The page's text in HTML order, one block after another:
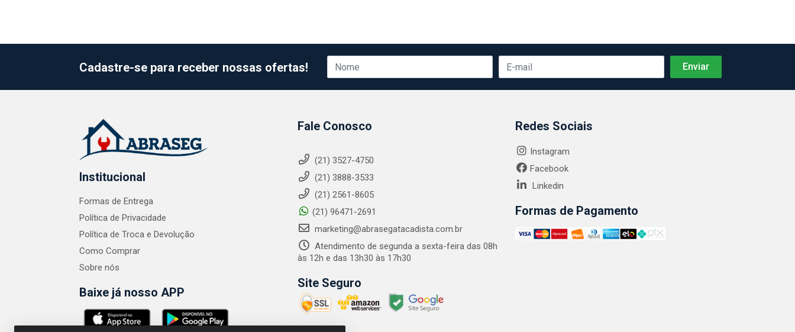
Cadastre-se para receber nossas ofertas!
Institucional
Formas de Entrega
Política de Privacidade
Política de Troca e Devolução
Como Comprar
Sobre nós
Baixe já nosso APP
Fale Conosco
(21) 3527-4750
(21) 3888-3533
(21) 2561-8605
(21) 96471-2691
marketing@abrasegatacadista.com.br
Atendimento de segunda a sexta-feira das 08h
às 12h e das 13h30 às 17h30
Site Seguro
Redes Sociais
Instagram
Facebook
Linkedin
Formas de Pagamento